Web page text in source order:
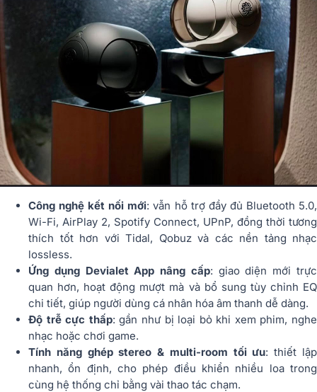
Công nghệ kết nối mới: vẫn hỗ trợ đầy đủ Bluetooth 5.0,
Wi-Fi, AirPlay 2, Spotify Connect, UPnP, đồng thời tương
thích tốt hơn với Tidal, Qobuz và các nền tảng nhạc
lossless.
Ứng dụng Devialet App nâng cấp: giao diện mới trực
quan hơn, hoạt động mượt mà và bổ sung tùy chỉnh EQ
chi tiết, giúp người dùng cá nhân hóa âm thanh dễ dàng.
Độ trễ cực thấp: gần như bị loại bỏ khi xem phim, nghe
nhạc hoặc chơi game.
Tính năng ghép stereo & multi-room tối ưu: thiết lập
nhanh, ổn định, cho phép điều khiển nhiều loa trong
cùng hệ thống chỉ bằng vài thao tác chạm.